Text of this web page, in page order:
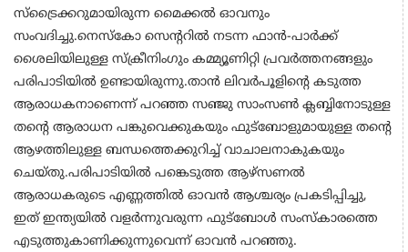
സ്‌ട്രൈക്കറുമായിരുന്ന മൈക്കൽ ഓവനും
സംവദിച്ചു.നെസ്കോ സെന്‍ററിൽ നടന്ന ഫാൻ-പാർക്ക്
ശൈലിയിലുള്ള സ്‌ക്രീനിംഗും കമ്മ്യൂണിറ്റി പ്രവർത്തനങ്ങളും
പരിപാടിയിൽ ഉണ്ടായിരുന്നു.താൻ ലിവർപൂളിന്‍റെ കടുത്ത
ആരാധകനാണെന്ന് പറഞ്ഞ സഞ്ജു സാംസൺ ക്ലബ്ബിനോടുള്ള
തന്‍റെ ആരാധന പങ്കുവെക്കുകയും ഫുട്‌ബോളുമായുള്ള തന്‍റെ
ആഴത്തിലുള്ള ബന്ധത്തെക്കുറിച്ച് വാചാലനാകുകയും
ചെയ്തു.പരിപാടിയിൽ പങ്കെടുത്ത ആഴ്‌സണൽ
ആരാധകരുടെ എണ്ണത്തിൽ ഓവൻ ആശ്ചര്യം പ്രകടിപ്പിച്ചു,
ഇത് ഇന്ത്യയിൽ വളർന്നുവരുന്ന ഫുട്‌ബോൾ സംസ്കാരത്തെ
എടുത്തുകാണിക്കുന്നുവെന്ന് ഓവന്‍ പറഞ്ഞു.